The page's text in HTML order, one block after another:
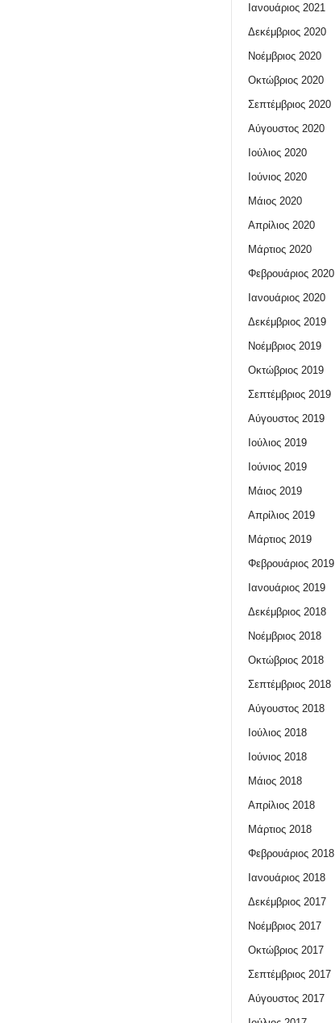
Ιανουάριος 2021
Δεκέμβριος 2020
Νοέμβριος 2020
Οκτώβριος 2020
Σεπτέμβριος 2020
Αύγουστος 2020
Ιούλιος 2020
Ιούνιος 2020
Μάιος 2020
Απρίλιος 2020
Μάρτιος 2020
Φεβρουάριος 2020
Ιανουάριος 2020
Δεκέμβριος 2019
Νοέμβριος 2019
Οκτώβριος 2019
Σεπτέμβριος 2019
Αύγουστος 2019
Ιούλιος 2019
Ιούνιος 2019
Μάιος 2019
Απρίλιος 2019
Μάρτιος 2019
Φεβρουάριος 2019
Ιανουάριος 2019
Δεκέμβριος 2018
Νοέμβριος 2018
Οκτώβριος 2018
Σεπτέμβριος 2018
Αύγουστος 2018
Ιούλιος 2018
Ιούνιος 2018
Μάιος 2018
Απρίλιος 2018
Μάρτιος 2018
Φεβρουάριος 2018
Ιανουάριος 2018
Δεκέμβριος 2017
Νοέμβριος 2017
Οκτώβριος 2017
Σεπτέμβριος 2017
Αύγουστος 2017